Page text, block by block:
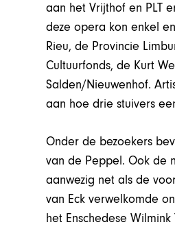
aan het Vrijthof en PLT
deze opera kon enkel
Rieu, de Provincie
Cultuurfonds, de Kurt
Salden/Nieuwenhof.
aan hoe drie stuivers
Onder de bezoekers
van de Peppel. Ook de
aanwezig net als de
van Eck verwelkomde
het Enschedese Wilmink